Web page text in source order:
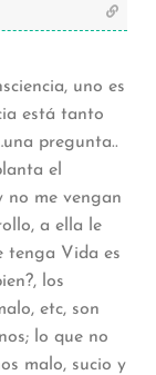
uno es
está tanto
pregunta..
el
no me vengan
a ella le
tenga Vida es
los
etc, son
lo que no
malo, sucio y